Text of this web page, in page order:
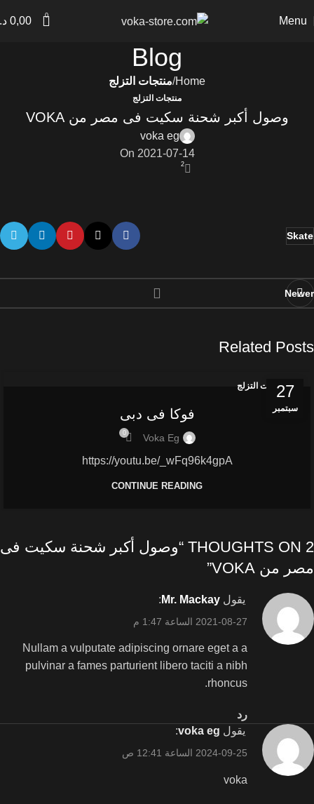
Menu
0
0,00
Blog
Home منتجات التزلج
منتجات التزلج
وصول أكبر شحنة سكيت فى مصر من VOKA
voka eg
On 2021-07-14
2
Newer
Related Posts
27
سبتمبر
منتجات التزلج
فوكا فى دبى
Voka Eg
0
https://youtu.be/_wFq96k4gpA
CONTINUE READING
2 THOUGHTS ON “
وصول أكبر شحنة سكيت فى
مصر من VOKA
”
يقول Mr. Mackay
:
2021-08-27 الساعة 1:47 م
Nullam a vulputate adipiscing ornare eget a a
pulvinar a fames parturient libero taciti a nibh
rhoncus.
رد
يقول voka eg
:
2024-09-25 الساعة 12:41 ص
voka